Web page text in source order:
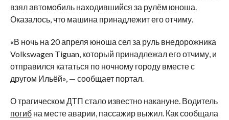
взял автомобиль находившийся за рулём юноша.
Оказалось, что машина принадлежит его отчиму.
«В ночь на 20 апреля юноша сел за руль внедорожника
Volkswagen Tiguan, который принадлежал его отчиму, и
отправился кататься по ночному городу вместе с
другом Ильёй», — сообщает портал.
О трагическом ДТП стало известно накануне. Водитель
погибна месте аварии, пассажир выжил. Как сообщала